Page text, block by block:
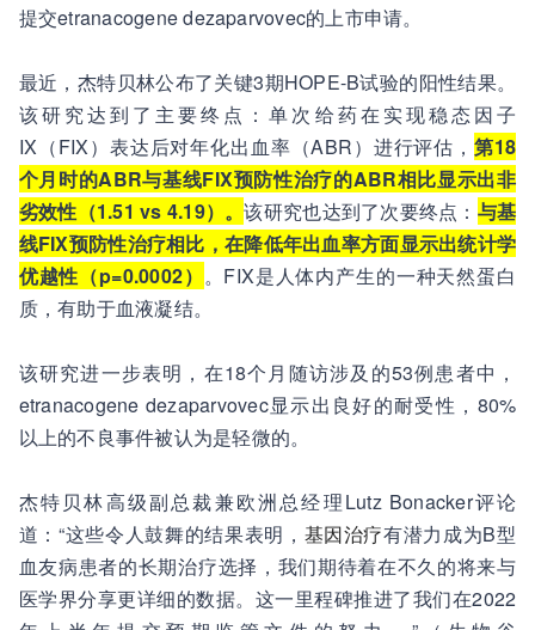
提交etranacogene dezaparvovec的上市申请。
最近，杰特贝林公布了关键3期HOPE-B试验的阳性结果。
该研究达到了主要终点：单次给药在实现稳态因子
IX（FIX）表达后对年化出血率（ABR）进行评估， 第18
个月时的ABR与基线FIX预防性治疗的ABR相比显示出非
劣效性（1.51 vs 4.19）。该研究也达到了次要终点： 与基
线FIX预防性治疗相比，在降低年出血率方面显示出统计学
优越性（p=0.0002） 。FIX是人体内产生的一种天然蛋白
质，有助于血液凝结。
该研究进一步表明，在18个月随访涉及的53例患者中，
etranacogene dezaparvovec显示出良好的耐受性，80%
以上的不良事件被认为是轻微的。
杰特贝林高级副总裁兼欧洲总经理Lutz Bonacker评论
道：“这些令人鼓舞的结果表明， 基因治疗有潜力成为B型
血友病患者的长期治疗选择，我们期待着在不久的将来与
医学界分享更详细的数据。这一里程碑推进了我们在2022